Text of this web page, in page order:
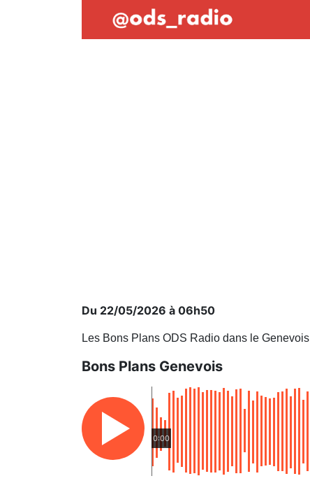
Du 22/05/2026 à 06h50
Les Bons Plans ODS Radio dans le Genevois
Bons Plans Genevois
0:00